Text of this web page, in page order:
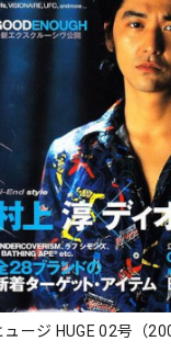
ュージ HUGE 02号（